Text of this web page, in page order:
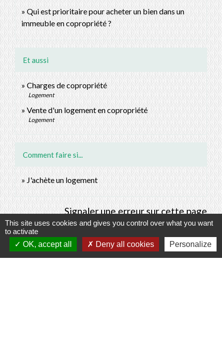
Qui est prioritaire pour acheter un bien dans un
immeuble en copropriété ?
Et aussi
Charges de copropriété
Logement
Vente d'un logement en copropriété
Logement
Comment faire si...
J'achète un logement
Signaler une erreur sur cette page
This site uses cookies and gives you control over what you want
to activate
OK, accept all
Deny all cookies Personalize